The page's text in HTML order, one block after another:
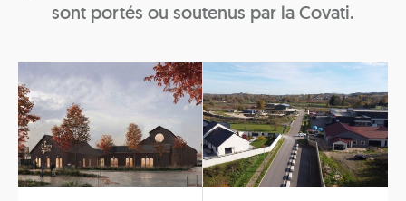
sont portés ou soutenus par la Covati.